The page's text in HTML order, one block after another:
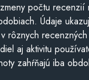
počtu recenzií
Údaje
rôznych
aj aktivitu
zahŕňajú iba